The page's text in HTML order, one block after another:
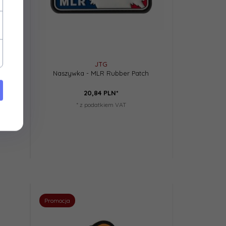
JTG
Naszywka - MLR Rubber Patch
20,84 PLN*
* z podatkiem VAT
Promocja